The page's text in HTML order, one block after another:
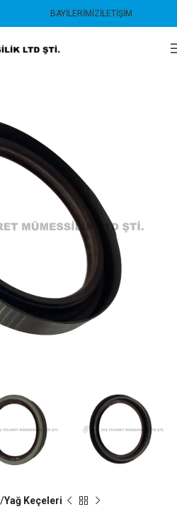
BAYILERIMIZİLETIŞIM
Yağ Keçeleri